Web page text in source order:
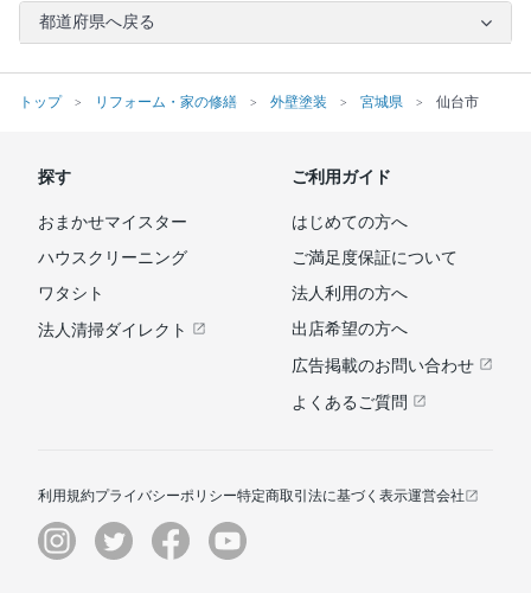
都道府県へ戻る
トップ リフォーム・家の修繕 外壁塗装 宮城県 仙台市
探す
おまかせマイスター
ハウスクリーニング
ワタシト
法人清掃ダイレクト
ご利用ガイド
はじめての方へ
ご満足度保証について
法人利用の方へ
出店希望の方へ
広告掲載のお問い合わせ
よくあるご質問
利用規約プライバシーポリシー特定商取引法に基づく表示運営会社